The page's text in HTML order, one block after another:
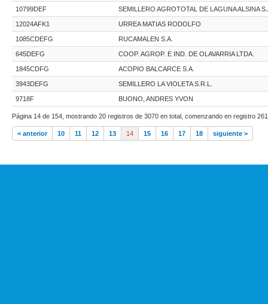
10799DEF SEMILLERO AGROTOTAL DE LAGUNA ALSINA
12024AFK1 URREA MATIAS RODOLFO
1085CDEFG RUCAMALEN S.A.
645DEFG COOP. AGROP. E IND. DE OLAVARRIA LTDA.
1845CDFG ACOPIO BALCARCE S.A.
3943DEFG SEMILLERO LA VIOLETA S.R.L.
9718F BUONO, ANDRES YVON
Página 14 de 154, mostrando 20 registros de 3070 en total, comenzando en registro
< anterior 10 11 12 13 14 15 16 17 18 siguiente >